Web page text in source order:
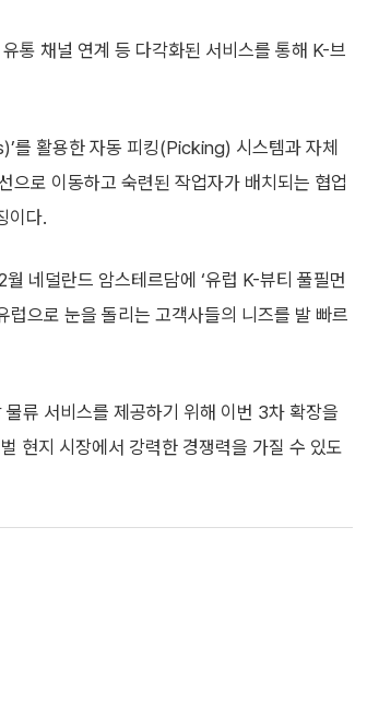
통 채널 연계 등 다각화된 서비스를 통해 K-브
를 활용한 자동 피킹(Picking) 시스템과 자체
으로 이동하고 숙련된 작업자가 배치되는 협업
이다.
네덜란드 암스테르담에 ‘유럽 K-뷰티 풀필먼
럽으로 눈을 돌리는 고객사들의 니즈를 발 빠르
류 서비스를 제공하기 위해 이번 3차 확장을
현지 시장에서 강력한 경쟁력을 가질 수 있도